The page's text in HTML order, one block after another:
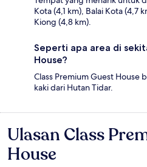
Kota (4,1 km), Balai Kota (4,7
Kiong (4,8 km).
Seperti apa area di
House?
Class Premium Guest House
kaki dari Hutan Tidar.
Ulasan
Ulasan Class
House